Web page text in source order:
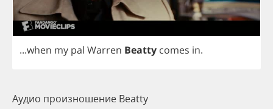
...when my pal Warren Beatty comes in.
Аудио произношение Beatty